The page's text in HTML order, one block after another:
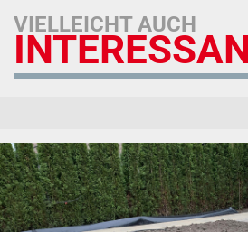
VIELLEICHT AUCH